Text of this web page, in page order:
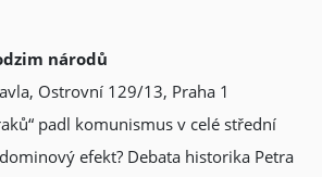
národů
Ostrovní 129/13, Praha 1
padl komunismus v celé střední
efekt? Debata historika Petra